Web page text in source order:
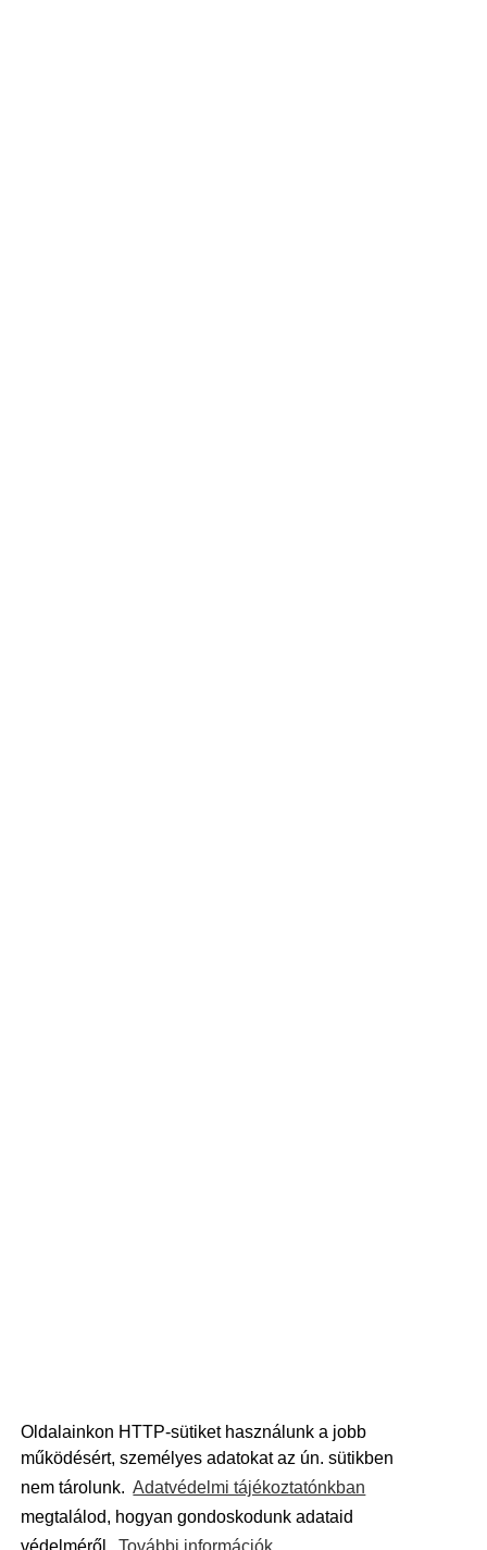
Oldalainkon HTTP-sütiket használunk a jobb
működésért, személyes adatokat az ún. sütikben
nem tárolunk. Adatvédelmi tájékoztatónkban
megtalálod, hogyan gondoskodunk adataid